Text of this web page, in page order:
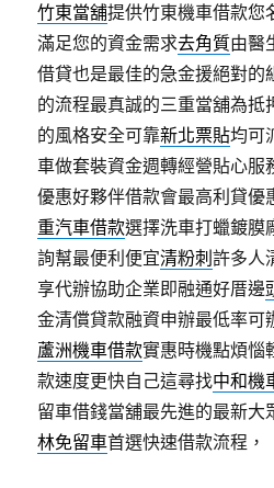
竹東當舖提供竹東機車借款您
滿足您的資金需求去角質由醫
借貸也是最佳的急金援絕對的
的流程最真誠的三重當舖為抵
的風格安全可靠新北票貼均可
車做套裝資金週轉經營貼心服
優惠好夥伴借款會最高利貸優
重汽車借款選擇洗車打蠟鍍膜
詢幫最便利便宜清粉刺許多人
享代辦協助企業即融通好厝邊
金清償貸款融資申辦最低率可
蘆洲機車借款實惠時機點煩惱
款速度更快自己這尋找中和機
留車借錢當舖最先進的最新大
林免留車首選快速借款流程，